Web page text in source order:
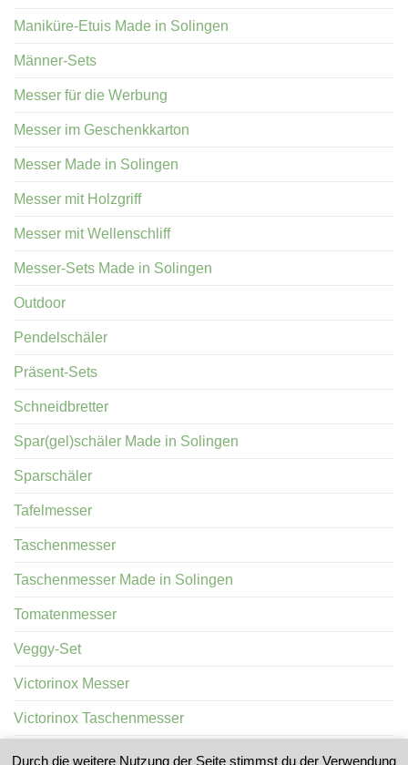
Maniküre-Etuis Made in Solingen
Männer-Sets
Messer für die Werbung
Messer im Geschenkkarton
Messer Made in Solingen
Messer mit Holzgriff
Messer mit Wellenschliff
Messer-Sets Made in Solingen
Outdoor
Pendelschäler
Präsent-Sets
Schneidbretter
Spar(gel)schäler Made in Solingen
Sparschäler
Tafelmesser
Taschenmesser
Taschenmesser Made in Solingen
Tomatenmesser
Veggy-Set
Victorinox Messer
Victorinox Taschenmesser
Wurstprobiermesser
Durch die weitere Nutzung der Seite stimmst du der Verwendung